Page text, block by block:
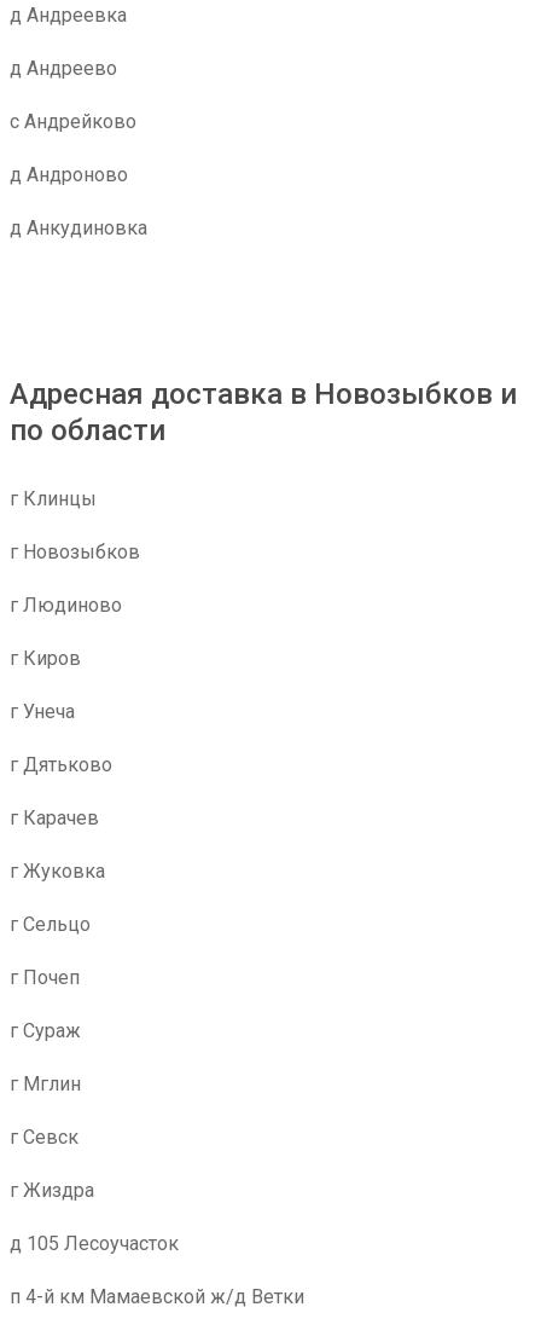
д Андреевка
д Андреево
с Андрейково
д Андроново
д Анкудиновка
Адресная доставка в Новозыбков и
по области
г Клинцы
г Новозыбков
г Людиново
г Киров
г Унеча
г Дятьково
г Карачев
г Жуковка
г Сельцо
г Почеп
г Сураж
г Мглин
г Севск
г Жиздра
д 105 Лесоучасток
п 4-й км Мамаевской ж/д Ветки